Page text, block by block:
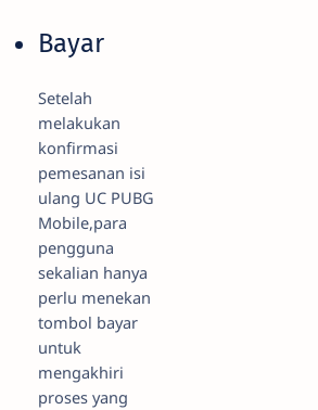
Bayar
Setelah
melakukan
konfirmasi
pemesanan isi
ulang UC PUBG
Mobile,para
pengguna
sekalian hanya
perlu menekan
tombol bayar
untuk
mengakhiri
proses yang